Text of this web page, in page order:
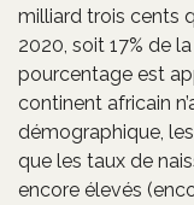
milliard trois cents
2020, soit 17% de
pourcentage est
continent africain
démographique,
que les taux de
encore élevés